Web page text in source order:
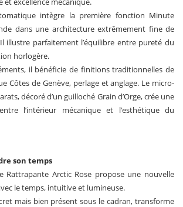
intègre la première fonction Minute
dans une architecture extrêmement fine de
illustre parfaitement l’équilibre entre pureté du
horlogère.
il bénéficie de finitions traditionnelles de
Côtes de Genève, perlage et anglage. Le micro-
décoré d’un guilloché Grain d’Orge, crée une
l’intérieur mécanique et l’esthétique du
son temps
Rattrapante Arctic Rose propose une nouvelle
le temps, intuitive et lumineuse.
mais bien présent sous le cadran, transforme